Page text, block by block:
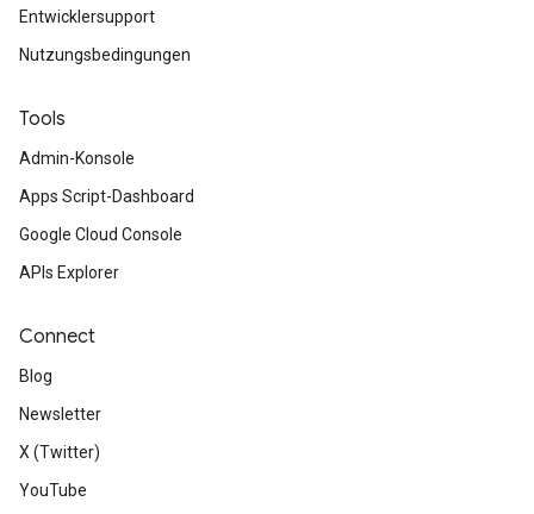
Entwicklersupport
Nutzungsbedingungen
Tools
Admin-Konsole
Apps Script-Dashboard
Google Cloud Console
APIs Explorer
Connect
Blog
Newsletter
X (Twitter)
YouTube